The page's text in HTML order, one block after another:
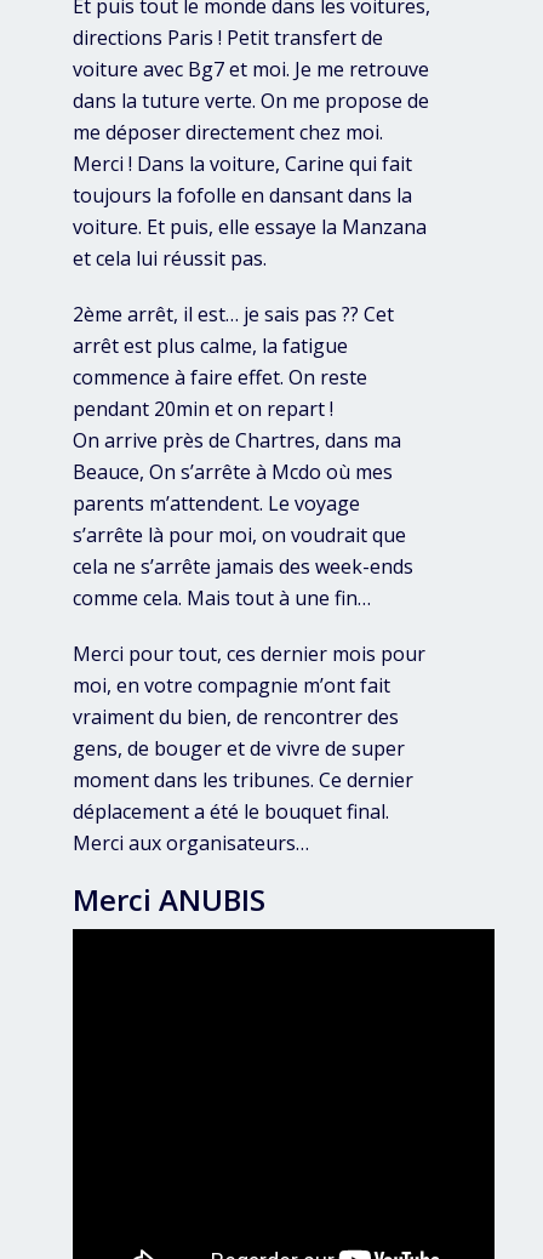
Et puis tout le monde dans les voitures,
directions Paris ! Petit transfert de
voiture avec Bg7 et moi. Je me retrouve
dans la tuture verte. On me propose de
me déposer directement chez moi.
Merci ! Dans la voiture, Carine qui fait
toujours la fofolle en dansant dans la
voiture. Et puis, elle essaye la Manzana
et cela lui réussit pas.
2ème arrêt, il est… je sais pas ?? Cet
arrêt est plus calme, la fatigue
commence à faire effet. On reste
pendant 20min et on repart !
On arrive près de Chartres, dans ma
Beauce, On s’arrête à Mcdo où mes
parents m’attendent. Le voyage
s’arrête là pour moi, on voudrait que
cela ne s’arrête jamais des week-ends
comme cela. Mais tout à une fin…
Merci pour tout, ces dernier mois pour
moi, en votre compagnie m’ont fait
vraiment du bien, de rencontrer des
gens, de bouger et de vivre de super
moment dans les tribunes. Ce dernier
déplacement a été le bouquet final.
Merci aux organisateurs…
Merci ANUBIS